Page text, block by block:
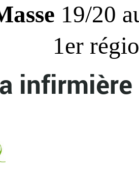
19/20
1er